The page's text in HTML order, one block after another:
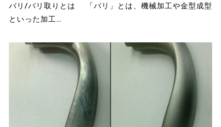
バリ/バリ取りとは 「バリ」とは、機械加工や金型成型
といった加工…